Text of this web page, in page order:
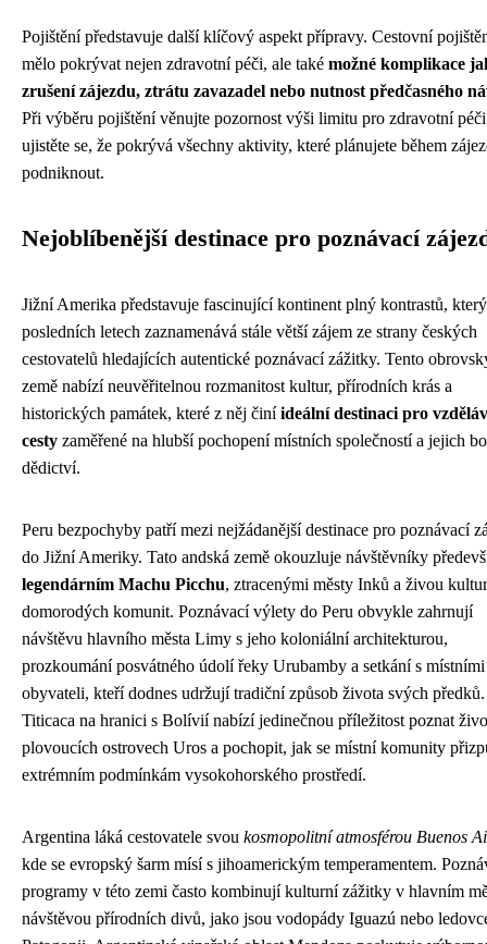
Pojištění představuje další klíčový aspekt přípravy. Cestovní
mělo pokrývat nejen zdravotní péči, ale také možné komplikace
zrušení zájezdu, ztrátu zavazadel nebo nutnost předčasného
Při výběru pojištění věnujte pozornost výši limitu pro zdravotní
ujistěte se, že pokrývá všechny aktivity, které plánujete během
podniknout.
Nejoblíbenější destinace pro poznávací
Jižní Amerika představuje fascinující kontinent plný kontrastů,
posledních letech zaznamenává stále větší zájem ze strany českých
cestovatelů hledajících autentické poznávací zážitky. Tento
země nabízí neuvěřitelnou rozmanitost kultur, přírodních krás a
historických památek, které z něj činíideální destinaci pro
cesty zaměřené na hlubší pochopení místních společností a jejich
dědictví.
Peru bezpochyby patří mezi nejžádanější destinace pro poznávací
do Jižní Ameriky. Tato andská země okouzluje návštěvníky
legendárním Machu Picchu, ztracenými městy Inků a živou
domorodých komunit. Poznávací výlety do Peru obvykle zahrnují
návštěvu hlavního města Limy s jeho koloniální architekturou,
prozkoumání posvátného údolí řeky Urubamby a setkání s místními
obyvateli, kteří dodnes udržují tradiční způsob života svých předků.
Titicaca na hranici s Bolívií nabízí jedinečnou příležitost poznat
plovoucích ostrovech Uros a pochopit, jak se místní komunity
extrémním podmínkám vysokohorského prostředí.
Argentina láká cestovatele svou kosmopolitní atmosférou Buenos
kde se evropský šarm mísí s jihoamerickým temperamentem.
programy v této zemi často kombinují kulturní zážitky v hlavním
návštěvou přírodních divů, jako jsou vodopády Iguazú nebo